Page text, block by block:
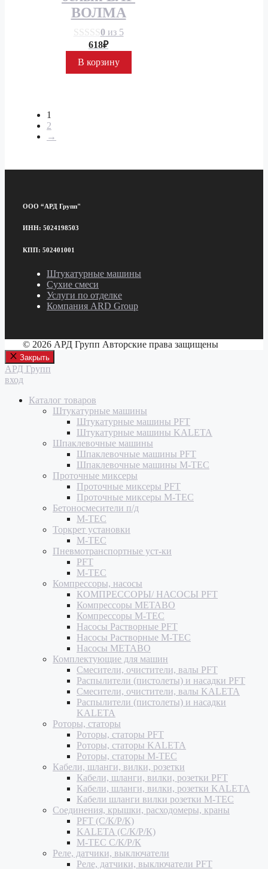
ВОЛМА
0из 5
618₽
В корзину
1
2
→
ООО “АРД Групп"
ИНН: 5024198503
КПП: 502401001
Штукатурные машины
Сухие смеси
Услуги по отделке
Компания ARD Group
© 2026 АРД Групп Авторские права защищены
Закрыть
АРД Групп
вход
Каталог товаров
Штукатурные машины
Штукатурные машины PFT
Штукатурные машины KALETA
Шпаклевочные машины
Шпаклевочные машины PFT
Шпаклевочные машины M-TEC
Проточные миксеры
Проточные миксеры PFT
Проточные миксеры M-TEC
Бетоносмесители п/д
M-TEC
Торкрет установки
M-TEC
Пневмотранспортные уст-ки
PFT
M-TEC
Компрессоры, насосы
КОМПРЕССОРЫ/ НАСОСЫ PFT
Компрессоры METABO
Компрессоры M-TEC
Насосы Растворные PFT
Насосы Растворные M-TEC
Насосы METABO
Комплектующие для машин
Смесители, очистители, валы PFT
Распылители (пистолеты) и насадки PFT
Смесители, очистители, валы KALETA
Распылители (пистолеты) и насадки
KALETA
Роторы, статоры
Роторы, статоры PFT
Роторы, статоры KALETA
Роторы, статоры M-TEC
Кабели, шланги, вилки, розетки
Кабели, шланги, вилки, розетки PFT
Кабели, шланги, вилки, розетки KALETA
Кабели шланги вилки розетки M-TEC
Соединения, крышки, расходомеры, краны
PFT (С/К/Р/К)
KALETA (С/К/Р/К)
M-TEC С/К/Р/К
Реле, датчики, выключатели
Реле, датчики, выключатели PFT